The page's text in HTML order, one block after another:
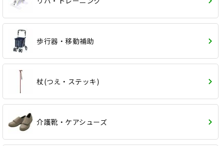
歩行器・移動補助
杖(つえ・ステッキ)
介護靴・ケアシューズ